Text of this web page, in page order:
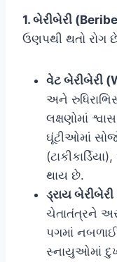
1. બેરીબેરી
ઉણપથી થતો રોગ
વેટ બેરીબેરી
અને
લક્ષણોમાં
ઘૂંટીઓમાં
થાય છે.
ડ્રાય
ચેતાતંત્રને
પગમાં
સ્નાયુઓમાં